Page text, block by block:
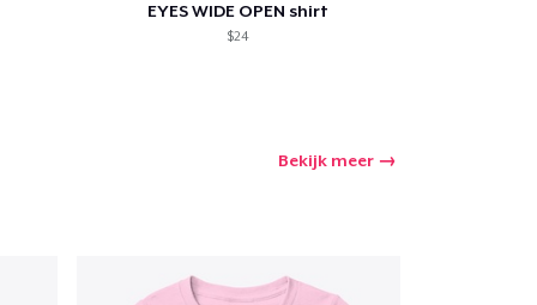
EYES WIDE OPEN shirt
$24
Bekijk meer